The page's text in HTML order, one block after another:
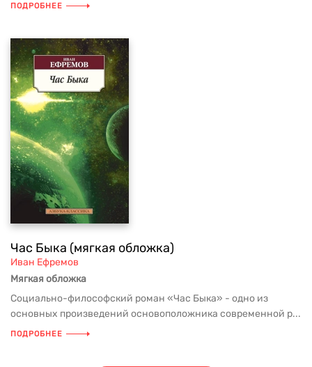
ПОДРОБНЕЕ
Час Быка (мягкая обложка)
Иван Ефремов
Мягкая обложка
Социально-философский роман «Час Быка» - одно из
основных произведений основоположника современной р...
ПОДРОБНЕЕ